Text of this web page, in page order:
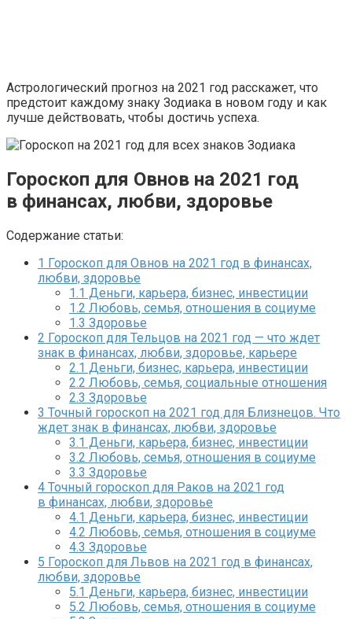
Астрологический прогноз на 2021 год расскажет, что
предстоит каждому знаку Зодиака в новом году и как
лучше действовать, чтобы достичь успеха.
Гороскоп для Овнов на 2021 год
в финансах, любви, здоровье
Содержание статьи:
1 Гороскоп для Овнов на 2021 год в финансах,
любви, здоровье
1.1 Деньги, карьера, бизнес, инвестиции
1.2 Любовь, семья, отношения в социуме
1.3 Здоровье
2 Гороскоп для Тельцов на 2021 год — что ждет
знак в финансах, любви, здоровье, карьере
2.1 Деньги, бизнес, карьера, инвестиции
2.2 Любовь, семья, социальные отношения
2.3 Здоровье
3 Точный гороскоп на 2021 год для Близнецов. Что
ждет знак в финансах, любви, здоровье
3.1 Деньги, карьера, бизнес, инвестиции
3.2 Любовь, семья, отношения в социуме
3.3 Здоровье
4 Точный гороскоп для Раков на 2021 год
в финансах, любви, здоровье
4.1 Деньги, карьера, бизнес, инвестиции
4.2 Любовь, семья, отношения в социуме
4.3 Здоровье
5 Гороскоп для Львов на 2021 год в финансах,
любви, здоровье
5.1 Деньги, карьера, бизнес, инвестиции
5.2 Любовь, семья, отношения в социуме